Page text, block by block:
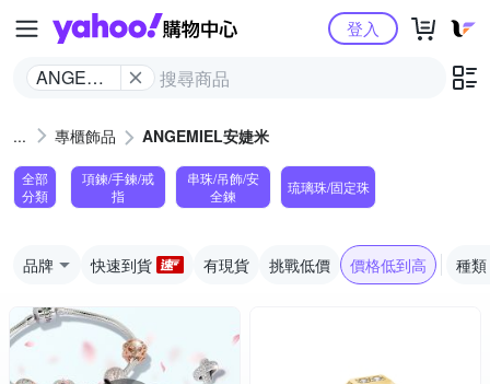
Yahoo購物中心
ANGEMIEL
登入
專櫃飾品 ANGEMIEL安婕米
全部
分類
項鍊/手鍊/戒
指
串珠/吊飾/安
全鍊
琉璃珠/固定珠
品牌 快速到貨 有現貨 挑戰低價 價格低到高 種類